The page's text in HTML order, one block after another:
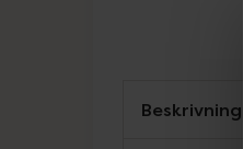
Beskrivning